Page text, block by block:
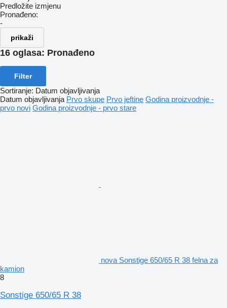
Predložite izmjenu
Pronađeno:
-
prikaži
16 oglasa: Pronađeno
Filter
Sortiranje: Datum objavljivanja
Datum objavljivanja Prvo skupe Prvo jeftine Godina proizvodnje -
prvo novi Godina proizvodnje - prvo stare
nova Sonstige 650/65 R 38 felna za
kamion
8
Sonstige 650/65 R 38